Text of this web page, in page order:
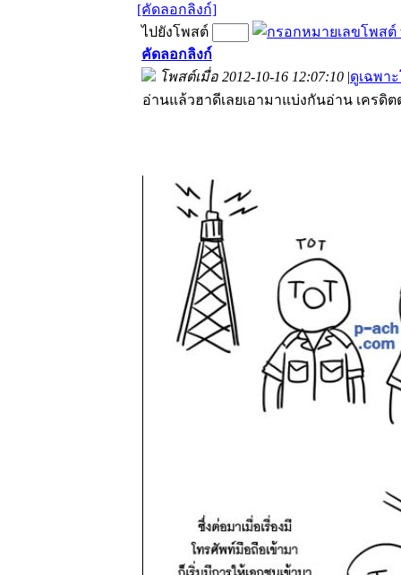
[คัดลอกลิงก์]
ไปยังโพสต์
คัดลอกลิงก์
โพสต์เมื่อ 2012-10-16 12:07:10 |ดูเฉพา
อ่านแล้วฮาดีเลยเอามาแบ่งกันอ่าน เครดิต